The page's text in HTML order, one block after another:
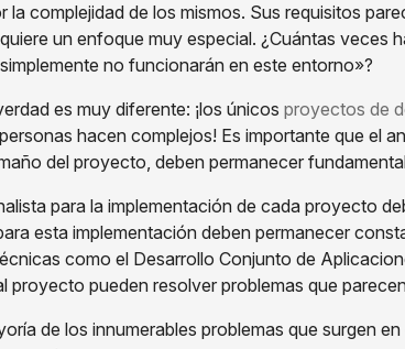
la complejidad de los mismos. Sus requisitos
un enfoque muy especial. ¿Cuántas veces
no funcionarán en este entorno»?
es muy diferente: ¡los únicos proyectos de
hacen complejos! Es importante que el
del proyecto, deben permanecer
para la implementación de cada proyecto
esta implementación deben permanecer
como el Desarrollo Conjunto de
proyecto pueden resolver problemas que
de los innumerables problemas que surgen